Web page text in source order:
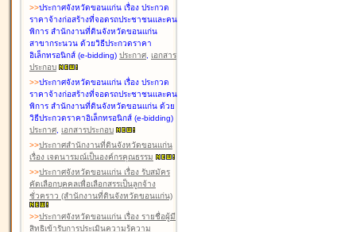
>>ประกาศจังหวัดขอนแก่น เรื่อง ประกวด
ราคาจ้างก่อสร้างที่จอดรถประชาชนและคน
พิการ สำนักงานที่ดินจังหวัดขอนแก่น
สาขากระนวน ด้วยวิธีประกวดราคา
อิเล็กทรอนิกส์ (e-bidding) ประกาศ, เอกสาร
ประกอบ
>>ประกาศจังหวัดขอนแก่น เรื่อง ประกวด
ราคาจ้างก่อสร้างที่จอดรถประชาชนและคน
พิการ สำนักงานที่ดินจังหวัดขอนแก่น ด้วย
วิธีประกวดราคาอิเล็กทรอนิกส์ (e-bidding)
ประกาศ, เอกสารประกอบ
>>ประกาศสำนักงานที่ดินจังหวัดขอนแก่น
เรื่อง เจตนารมณ์เป็นองค์กรคุณธรรม
>>ประกาศจังหวัดขอนแก่น เรื่อง รับสมัคร
คัดเลือกบุคคลเพื่อเลือกสรรเป็นลูกจ้าง
ชั่วคราว (สำนักงานที่ดินจังหวัดขอนแก่น)
>>ประกาศจังหวัดขอนแก่น เรื่อง รายชื่อผู้มี
สิทธิเข้ารับการประเมินความรู้ความ